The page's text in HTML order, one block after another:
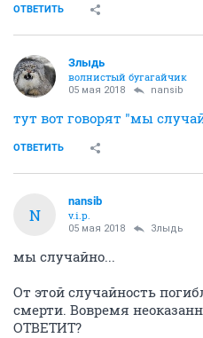
ОТВЕТИТЬ
Злыдь
волнистый бугагайчик
05 мая 2018 nansib
тут вот говорят "мы
ОТВЕТИТЬ
N
nansib
v.i.p.
05 мая 2018 Злыдь
мы случайно...
От этой случайность
смерти. Вовремя
ОТВЕТИТ?